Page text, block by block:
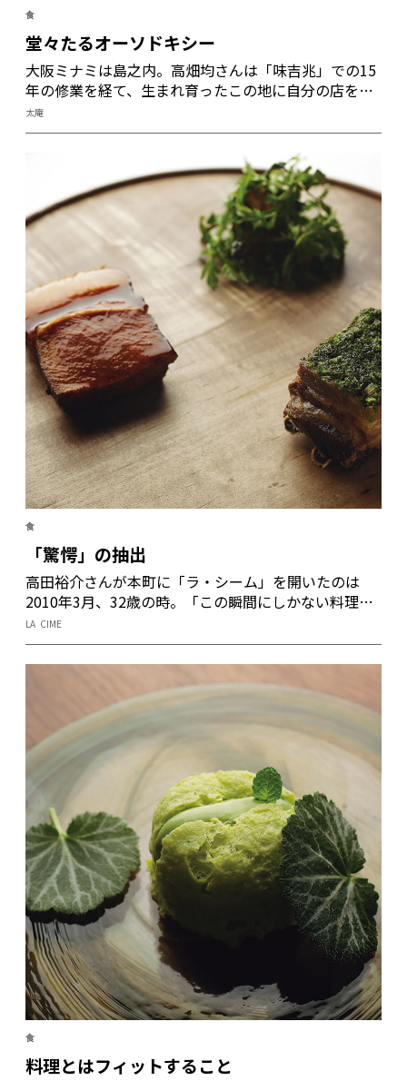
食
堂々たるオーソドキシー
大阪ミナミは島之内。高畑均さんは「味吉兆」での15
年の修業を経て、生まれ育ったこの地に自分の店を
持った。そして、2000年の開業から20年、今も師匠・
中谷文雄さんの教えを大事にしている。「毎日、昨日
よりもおいしくなるように心がけなさい」。日本料理
の王道を行く高畑さんである。
太庵
食
「驚愕」の抽出
高田裕介さんが本町に「ラ・シーム」を開いたのは
2010年3月、32歳の時。「この瞬間にしかない料理を
創出したい」という思いから作られる料理には、食材
に潜む「驚愕」が抽出されている。「え、これ何？
食べられるの？」、客を目と情報で驚かせ、最終的に
「うまい」とうならせる。「ラ・シーム」では昼夜、
そんな“高田マジック”が繰り広げられている。
LA CIME
食
料理とはフィットすること